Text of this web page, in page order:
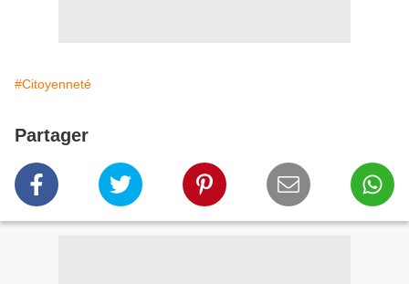
#Citoyenneté
Partager